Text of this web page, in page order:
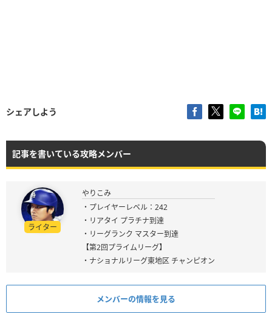
シェアしよう
記事を書いている攻略メンバー
ライター
やりこみ
・プレイヤーレベル：242
・リアタイ プラチナ到達
・リーグランク マスター到達
【第2回プライムリーグ】
・ナショナルリーグ東地区 チャンピオン
メンバーの情報を見る